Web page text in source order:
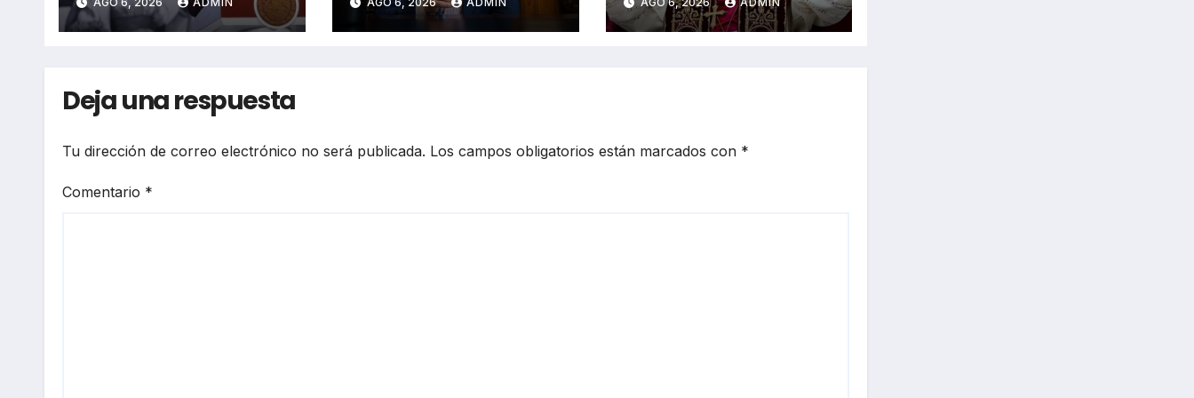
audiencias antes de
dictamen
político de
diputados
México
Deja una respuesta
Tu dirección de correo electrónico no será publicada. Los campos obligatorios están marcados con *
Comentario *